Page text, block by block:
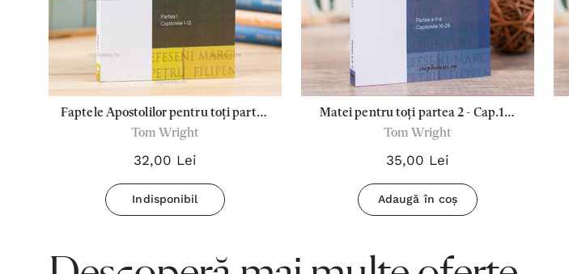
Faptele Apostolilor pentru toți partea
I - cap. 1-12
Tom Wright
32,00 Lei
Indisponibil
Matei pentru toți partea 2 - Cap.16-
28
Tom Wright
35,00 Lei
Adaugă în coș